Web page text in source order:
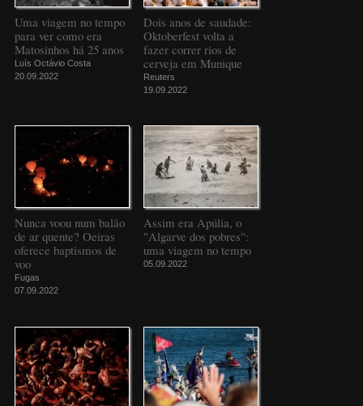
Uma viagem no tempo
para ver como era
Matosinhos há 25 anos
Luís Octávio Costa
20.09.2022
Dois anos de saudade:
Oktoberfest volta a
fazer correr rios de
cerveja em Munique
Reuters
19.09.2022
Nunca voou num balão
de ar quente? Oeiras
oferece baptismos de
voo
Fugas
07.09.2022
Assim era Apúlia, o
"Algarve dos pobres":
uma viagem no tempo
05.09.2022